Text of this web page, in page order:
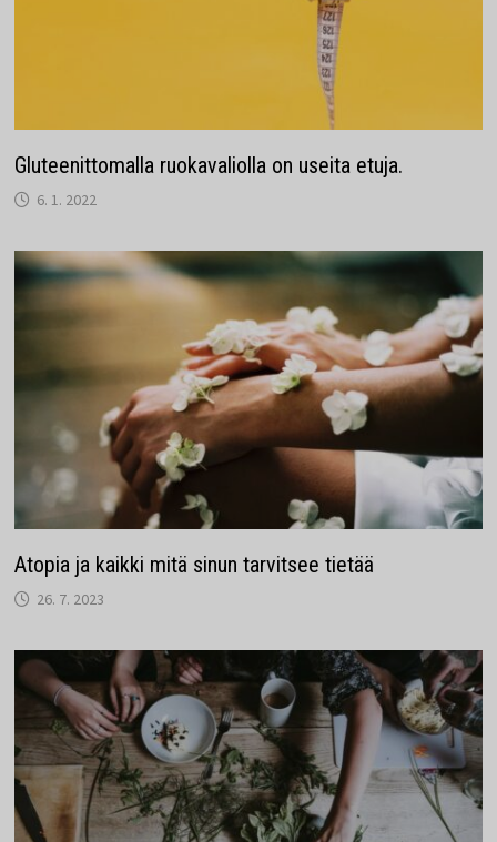
Gluteenittomalla ruokavaliolla on useita etuja.
6. 1. 2022
Atopia ja kaikki mitä sinun tarvitsee tietää
26. 7. 2023